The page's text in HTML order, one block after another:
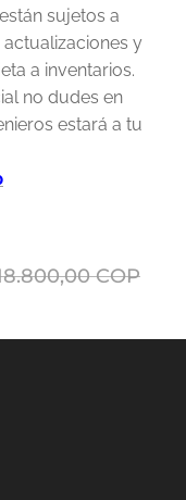
sujetos a
y
a inventarios.
no dudes en
estará a tu
COP